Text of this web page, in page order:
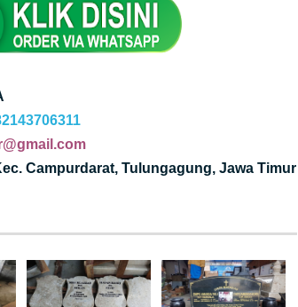
Campurdarat, Tulungagung, Jawa Timur